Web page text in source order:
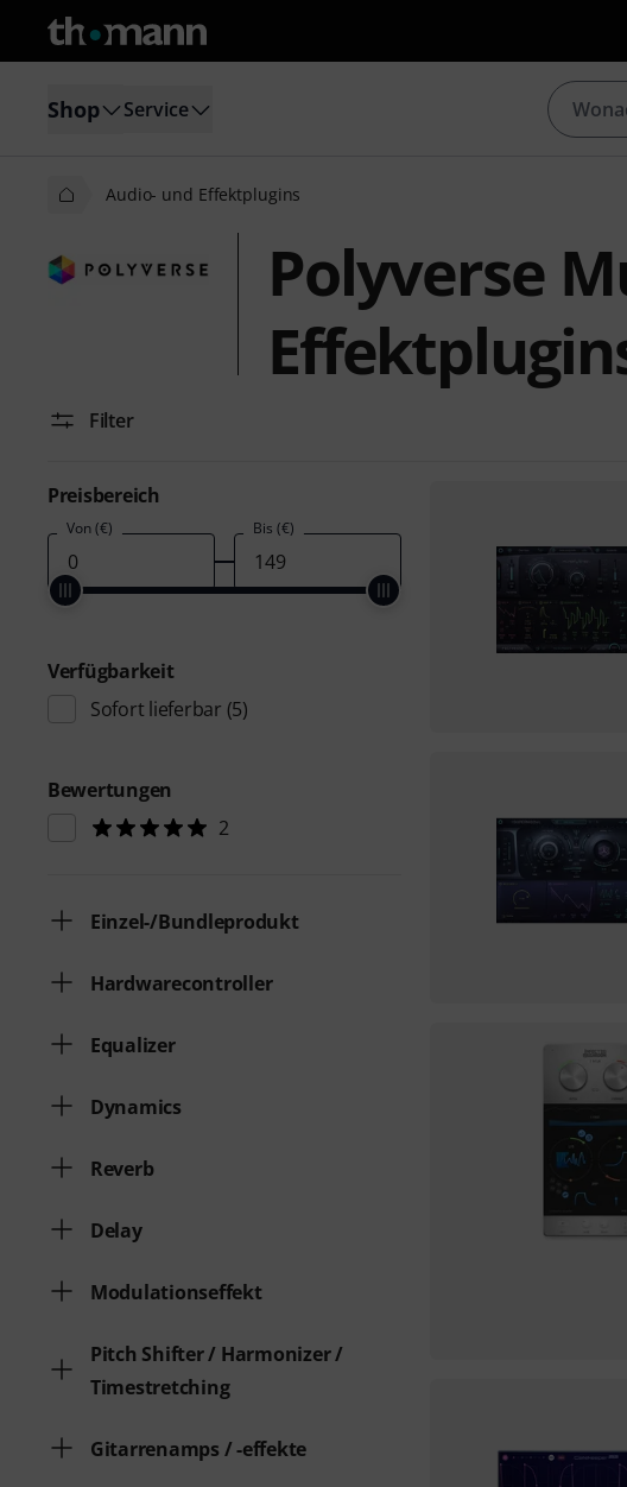
Shop Service
Audio- und Effektplugins
Polyverse
Filter
Preisbereich
Von (€) Bis (€)
Verfügbarkeit
Sofort lieferbar (5)
Bewertungen
2
Einzel-/Bundleprodukt
Hardwarecontroller
Equalizer
Dynamics
Reverb
Delay
Modulationseffekt
Pitch Shifter / Harmonizer /
Timestretching
Gitarrenamps / -effekte